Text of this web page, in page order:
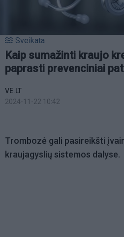
Sveikata
Kaip sumažinti kraujo
paprasti prevenciniai
VE.LT
2024-11-22 10:42
Trombozė gali pasireikšti
kraujagyslių sistemos dalyse.